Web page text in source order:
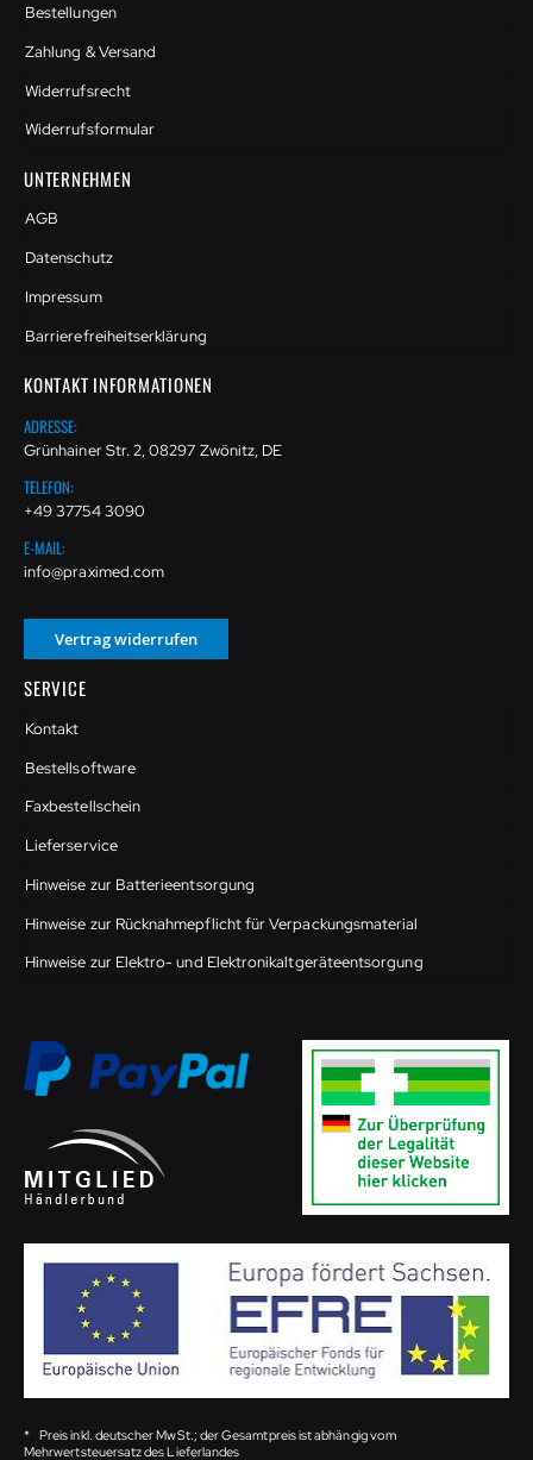
Bestellungen
Zahlung & Versand
Widerrufsrecht
Widerrufsformular
UNTERNEHMEN
AGB
Datenschutz
Impressum
Barrierefreiheitserklärung
KONTAKT INFORMATIONEN
ADRESSE:
Grünhainer Str. 2, 08297 Zwönitz, DE
TELEFON:
+49 37754 3090
E-MAIL:
info@praximed.com
Vertrag widerrufen
SERVICE
Kontakt
Bestellsoftware
Faxbestellschein
Lieferservice
Hinweise zur Batterieentsorgung
Hinweise zur Rücknahmepflicht für Verpackungsmaterial
Hinweise zur Elektro- und Elektronikaltgeräteentsorgung
* Preis inkl. deutscher MwSt.; der Gesamtpreis ist abhängig vom
Mehrwertsteuersatz des Lieferlandes